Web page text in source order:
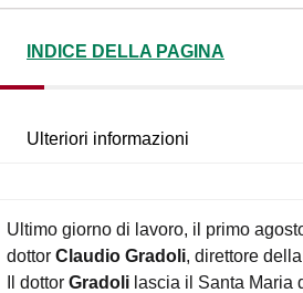
INDICE DELLA PAGINA
Ulteriori informazioni
Ultimo giorno di lavoro, il primo
dottor Claudio Gradoli, direttore
Il dottor Gradoli lascia il Santa Maria